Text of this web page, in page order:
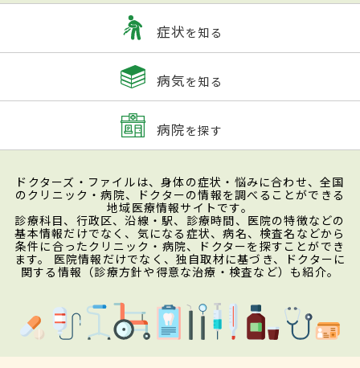
症状を知る
病気を知る
病院を探す
ドクターズ・ファイルは、身体の症状・悩みに合わせ、全国
のクリニック・病院、ドクターの情報を調べることができる
地域医療情報サイトです。
診療科目、行政区、沿線・駅、診療時間、医院の特徴などの
基本情報だけでなく、気になる症状、病名、検査名などから
条件に合ったクリニック・病院、ドクターを探すことができ
ます。 医院情報だけでなく、独自取材に基づき、ドクターに
関する情報（診療方針や得意な治療・検査など）も紹介。